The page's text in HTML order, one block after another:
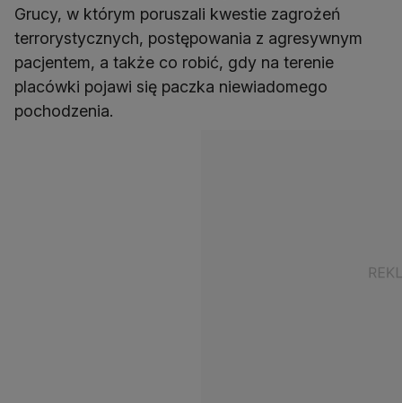
Grucy, w którym poruszali kwestie zagrożeń
terrorystycznych, postępowania z agresywnym
pacjentem, a także co robić, gdy na terenie
placówki pojawi się paczka niewiadomego
pochodzenia.